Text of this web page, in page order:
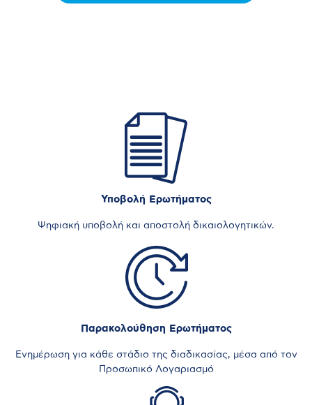
Υποβολή Ερωτήματος
Ψηφιακή υποβολή και αποστολή δικαιολογητικών.
Παρακολούθηση Ερωτήματος
Ενημέρωση για κάθε στάδιο της διαδικασίας, μέσα από τον
Προσωπικό Λογαριασμό